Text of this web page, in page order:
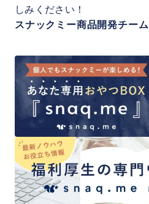
しみください！
スナックミー商品開発チーム